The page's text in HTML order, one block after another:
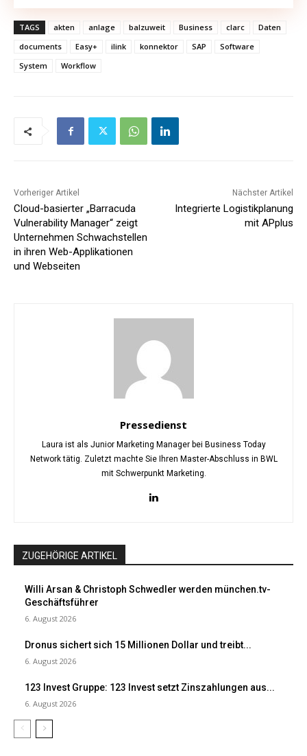
TAGS akten anlage balzuweit Business clarc
Daten
documents
Easy+ ilink konnektor SAP
Software
System
Workflow
Vorheriger Artikel
Cloud-basierter „Barracuda
Vulnerability Manager“ zeigt
Unternehmen Schwachstellen
in ihren Web-Applikationen
und Webseiten
Nächster Artikel
Integrierte Logistikplanung
mit APplus
Pressedienst
Laura ist als Junior Marketing Manager bei Business Today
Network tätig. Zuletzt machte Sie Ihren Master-Abschluss in BWL
mit Schwerpunkt Marketing.
ZUGEHÖRIGE ARTIKEL
Willi Arsan & Christoph Schwedler werden münchen.tv-
Geschäftsführer
6. August 2026
Dronus sichert sich 15 Millionen Dollar und treibt...
6. August 2026
123 Invest Gruppe: 123 Invest setzt Zinszahlungen aus...
6. August 2026